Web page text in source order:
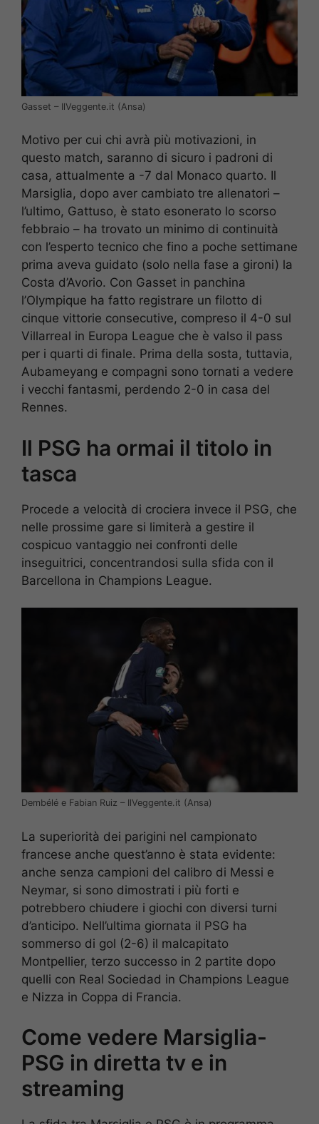
Gasset – IlVeggente.it (Ansa)
Motivo per cui chi avrà più motivazioni, in
questo match, saranno di sicuro i padroni di
casa, attualmente a -7 dal Monaco quarto. Il
Marsiglia, dopo aver cambiato tre allenatori –
l’ultimo, Gattuso, è stato esonerato lo scorso
febbraio – ha trovato un minimo di continuità
con l’esperto tecnico che fino a poche settimane
prima aveva guidato (solo nella fase a gironi) la
Costa d’Avorio. Con Gasset in panchina
l’Olympique ha fatto registrare un filotto di
cinque vittorie consecutive, compreso il 4-0 sul
Villarreal in Europa League che è valso il pass
per i quarti di finale. Prima della sosta, tuttavia,
Aubameyang e compagni sono tornati a vedere
i vecchi fantasmi, perdendo 2-0 in casa del
Rennes.
Il PSG ha ormai il titolo in
tasca
Procede a velocità di crociera invece il PSG, che
nelle prossime gare si limiterà a gestire il
cospicuo vantaggio nei confronti delle
inseguitrici, concentrandosi sulla sfida con il
Barcellona in Champions League.
Dembélé e Fabian Ruiz – IlVeggente.it (Ansa)
La superiorità dei parigini nel campionato
francese anche quest’anno è stata evidente:
anche senza campioni del calibro di Messi e
Neymar, si sono dimostrati i più forti e
potrebbero chiudere i giochi con diversi turni
d’anticipo. Nell’ultima giornata il PSG ha
sommerso di gol (2-6) il malcapitato
Montpellier, terzo successo in 2 partite dopo
quelli con Real Sociedad in Champions League
e Nizza in Coppa di Francia.
Come vedere Marsiglia-
PSG in diretta tv e in
streaming